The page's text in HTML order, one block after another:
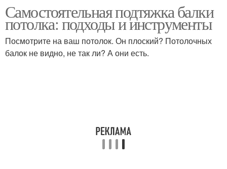
Самостоятельная подтяжка балки
потолка: подходы и инструменты
Посмотрите на ваш потолок. Он плоский? Потолочных
балок не видно, не так ли? А они есть.